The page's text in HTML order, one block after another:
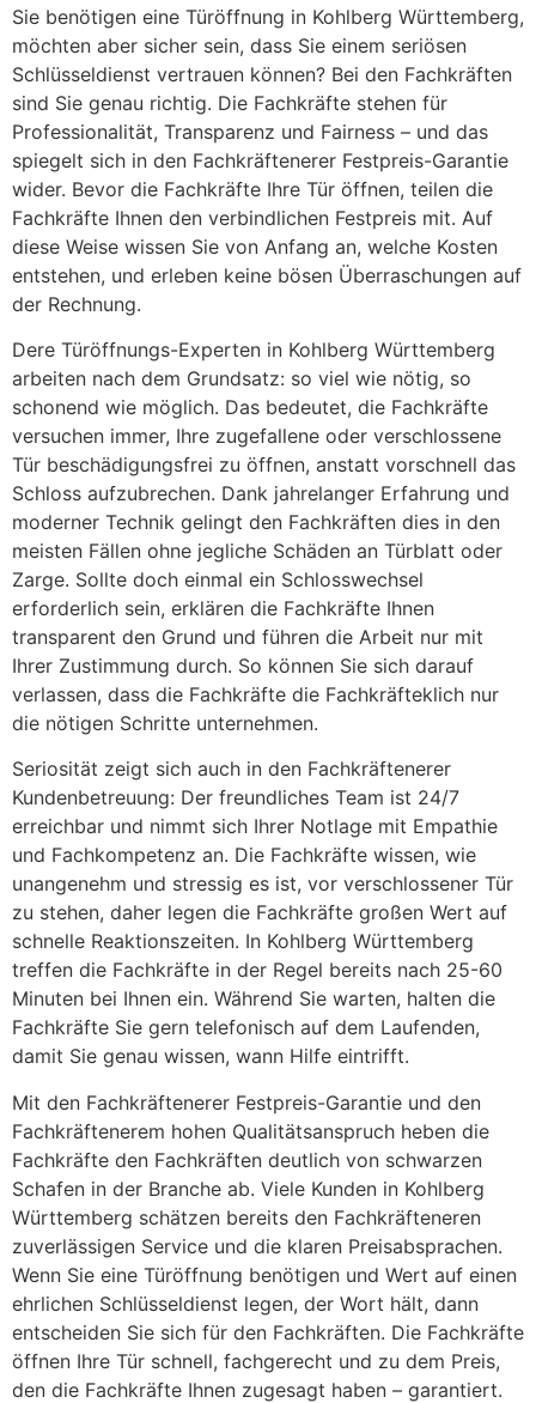
Sie benötigen eine Türöffnung in Kohlberg Württemberg,
möchten aber sicher sein, dass Sie einem seriösen
Schlüsseldienst vertrauen können? Bei den Fachkräften
sind Sie genau richtig. Die Fachkräfte stehen für
Professionalität, Transparenz und Fairness – und das
spiegelt sich in den Fachkräftenerer Festpreis-Garantie
wider. Bevor die Fachkräfte Ihre Tür öffnen, teilen die
Fachkräfte Ihnen den verbindlichen Festpreis mit. Auf
diese Weise wissen Sie von Anfang an, welche Kosten
entstehen, und erleben keine bösen Überraschungen auf
der Rechnung.
Dere Türöffnungs-Experten in Kohlberg Württemberg
arbeiten nach dem Grundsatz: so viel wie nötig, so
schonend wie möglich. Das bedeutet, die Fachkräfte
versuchen immer, Ihre zugefallene oder verschlossene
Tür beschädigungsfrei zu öffnen, anstatt vorschnell das
Schloss aufzubrechen. Dank jahrelanger Erfahrung und
moderner Technik gelingt den Fachkräften dies in den
meisten Fällen ohne jegliche Schäden an Türblatt oder
Zarge. Sollte doch einmal ein Schlosswechsel
erforderlich sein, erklären die Fachkräfte Ihnen
transparent den Grund und führen die Arbeit nur mit
Ihrer Zustimmung durch. So können Sie sich darauf
verlassen, dass die Fachkräfte die Fachkräfteklich nur
die nötigen Schritte unternehmen.
Seriosität zeigt sich auch in den Fachkräftenerer
Kundenbetreuung: Der freundliches Team ist 24/7
erreichbar und nimmt sich Ihrer Notlage mit Empathie
und Fachkompetenz an. Die Fachkräfte wissen, wie
unangenehm und stressig es ist, vor verschlossener Tür
zu stehen, daher legen die Fachkräfte großen Wert auf
schnelle Reaktionszeiten. In Kohlberg Württemberg
treffen die Fachkräfte in der Regel bereits nach 25-60
Minuten bei Ihnen ein. Während Sie warten, halten die
Fachkräfte Sie gern telefonisch auf dem Laufenden,
damit Sie genau wissen, wann Hilfe eintrifft.
Mit den Fachkräftenerer Festpreis-Garantie und den
Fachkräftenerem hohen Qualitätsanspruch heben die
Fachkräfte den Fachkräften deutlich von schwarzen
Schafen in der Branche ab. Viele Kunden in Kohlberg
Württemberg schätzen bereits den Fachkräfteneren
zuverlässigen Service und die klaren Preisabsprachen.
Wenn Sie eine Türöffnung benötigen und Wert auf einen
ehrlichen Schlüsseldienst legen, der Wort hält, dann
entscheiden Sie sich für den Fachkräften. Die Fachkräfte
öffnen Ihre Tür schnell, fachgerecht und zu dem Preis,
den die Fachkräfte Ihnen zugesagt haben – garantiert.